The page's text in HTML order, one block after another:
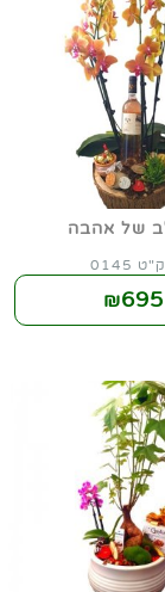
של אהבה
0145
₪695